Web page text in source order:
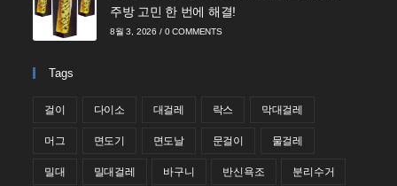
주방 고민 한 번에 해결!
8월 3, 2026 / 0 COMMENTS
Tags
걸이 다이소 대걸레 락스 막대걸레
머그 면도기 면도날 문걸이 물걸레
밀대 밀대걸레 바구니 반신욕조 분리수거